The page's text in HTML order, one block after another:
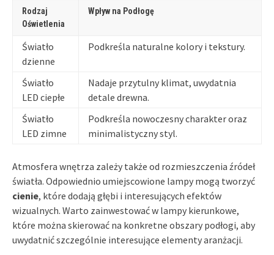
Rodzaj
Oświetlenia
Wpływ na Podłogę
Światło
dzienne
Podkreśla naturalne kolory i tekstury.
Światło
LED ciepłe
Nadaje przytulny klimat, uwydatnia
detale drewna.
Światło
LED zimne
Podkreśla nowoczesny charakter oraz
minimalistyczny styl.
Atmosfera wnętrza zależy także od rozmieszczenia źródeł
światła. Odpowiednio umiejscowione lampy mogą tworzyć
cienie, które dodają głębi i interesujących efektów
wizualnych. Warto zainwestować w lampy kierunkowe,
które można skierować na konkretne obszary podłogi, aby
uwydatnić szczególnie interesujące elementy aranżacji.